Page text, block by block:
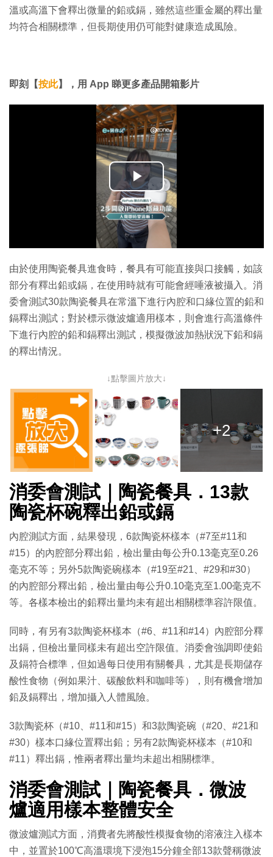
溫或高溫下會釋出微量的鉛或鎘，雖然這些重金屬的釋出量
均符合相關標準，但長期使用仍可能對健康造成風險。
即刻【按此】，用 App 睇更多產品開箱影片
播
放
影
片
由於使用陶瓷餐具進食時，餐具有可能直接與口接觸，如該
部分有釋出鉛或鎘，在使用時就有可能會經唾液被攝入。消
委會測試30款陶瓷餐具在常溫下進行內腔和口緣位置的鉛和
鎘釋出測試；對於標示微波爐適用樣本，則會進行高溫條件
下進行內腔的鉛和鎘釋出測試，模擬微波加熱狀況下鉛和鎘
的釋出情況。
↓點擊圖片放大↓
+2
消委會測試｜陶瓷餐具．13款
陶瓷杯碗釋出鉛或鎘
內腔測試方面，結果發現，6款陶瓷杯樣本（#7至#11和
#15）的內腔部分釋出鉛，檢出量由每公升0.13毫克至0.26
毫克不等；另外5款陶瓷碗樣本（#19至#21、#29和#30）
的內腔部分釋出鉛，檢出量由每公升0.10毫克至1.00毫克不
等。各樣本檢出的鉛釋出量均未有超出相關標準容許限值。
同時，有另有3款陶瓷杯樣本（#6、#11和#14）內腔部分釋
出鎘，但檢出量同樣未有超出空許限值。消委會強調即使鉛
及鎘符合標準，但如過每日使用有關餐具，尤其是長期儲存
酸性食物（例如果汁、碳酸飲料和咖啡等），則有機會增加
鉛及鎘釋出，增加攝入人體風險。
3款陶瓷杯（#10、#11和#15）和3款陶瓷碗（#20、#21和
#30）樣本口緣位置釋出鉛；另有2款陶瓷杯樣本（#10和
#11）釋出鎘，惟兩者釋出量均未超出相關標準。
消委會測試｜陶瓷餐具．微波
爐適用樣本整體安全
微波爐測試方面，消費者先將酸性模擬食物的溶液注入樣本
中，並置於100℃高溫環境下浸泡15分鐘全部13款聲稱微波